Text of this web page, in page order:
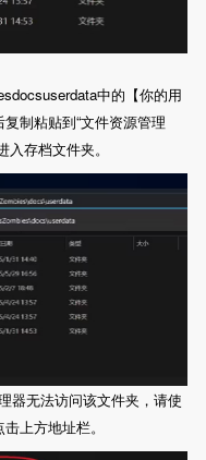
中的【你的用
制粘贴到“文件资源管理
存档文件夹。
器无法访问该文件夹，请使
上方地址栏。